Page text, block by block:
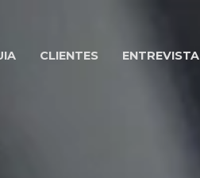
CLIENTES ENTREVISTA